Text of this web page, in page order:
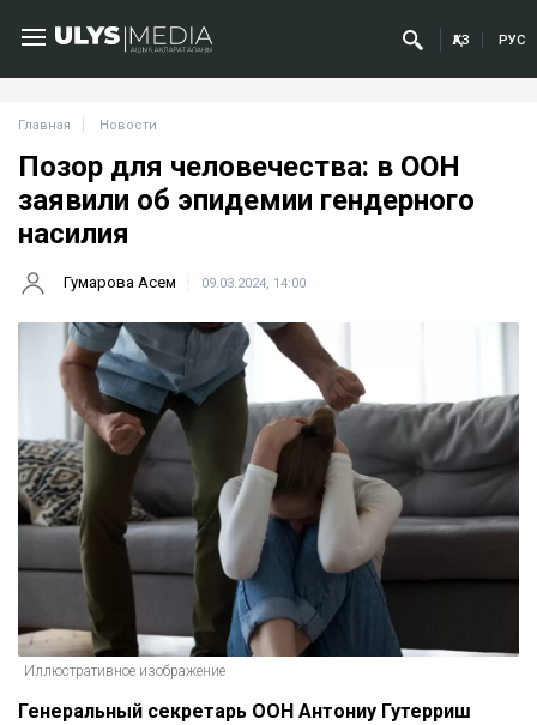
ҚАЗ РУС
Главная Новости
Позор для человечества: в ООН
заявили об эпидемии гендерного
насилия
Гумарова Асем 09.03.2024, 14:00
Иллюстративное изображение
Генеральный секретарь ООН Антониу Гутерриш